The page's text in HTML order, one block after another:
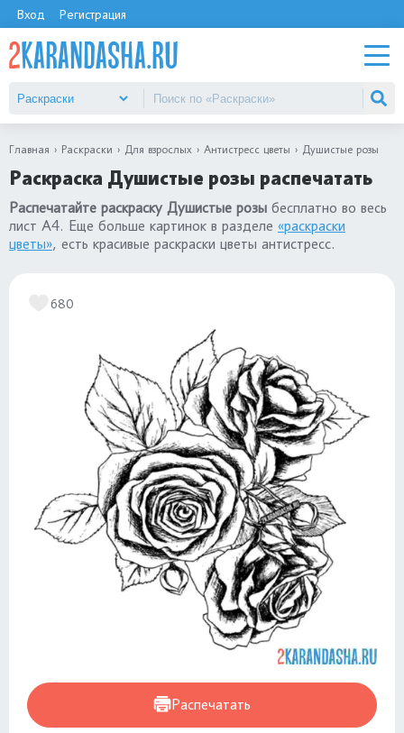
Вход Регистрация
Главная Раскраски Для взрослых Антистресс цветы Душистые розы
Раскраска Душистые розы распечатать
Распечатайте раскраску Душистые розы бесплатно во весь
лист А4. Еще больше картинок в разделе «раскраски
цветы», есть красивые раскраски цветы антистресс.
680
Распечатать